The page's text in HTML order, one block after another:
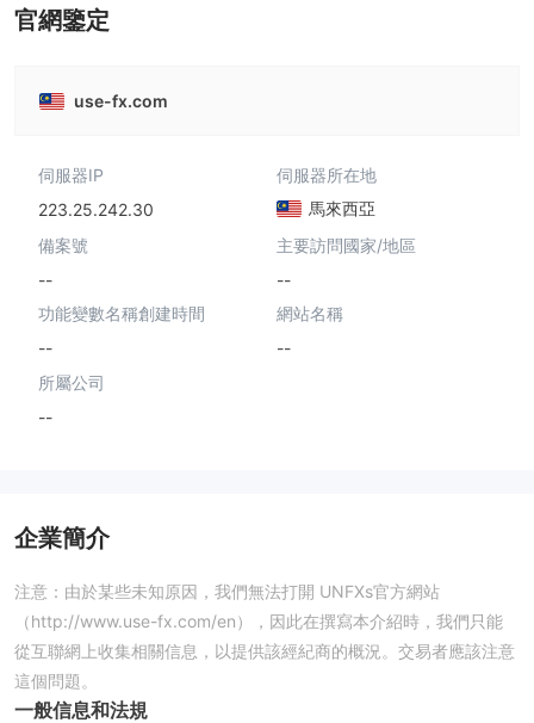
官網鑒定
use-fx.com
伺服器IP
223.25.242.30
伺服器所在地
馬來西亞
備案號
--
主要訪問國家/地區
--
功能變數名稱創建時間
--
網站名稱
--
所屬公司
--
企業簡介
注意：由於某些未知原因，我們無法打開 UNFXs官方網站
（http://www.use-fx.com/en），因此在撰寫本介紹時，我們只能
從互聯網上收集相關信息，以提供該經紀商的概況。交易者應該注意
這個問題。
一般信息和法規